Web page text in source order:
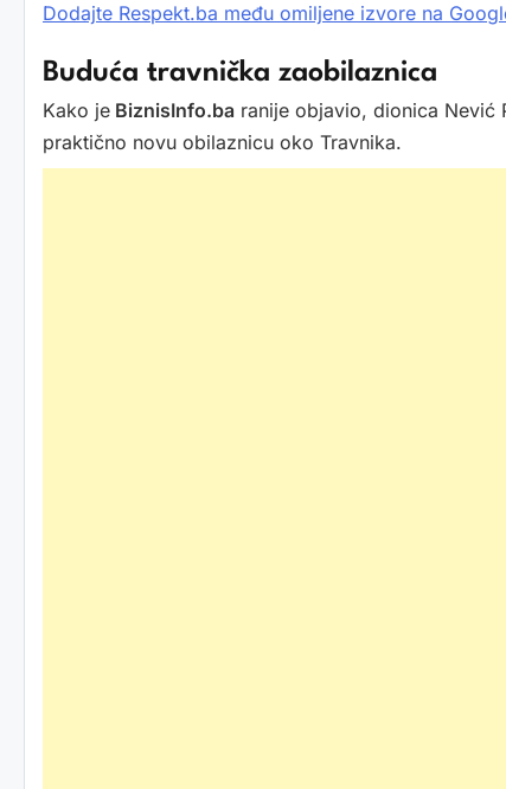
Dodajte Respekt.ba među omiljene izvore na
Buduća travnička zaobilaznica
Kako je BiznisInfo.ba ranije objavio, dionica Nević
praktično novu obilaznicu oko Travnika.